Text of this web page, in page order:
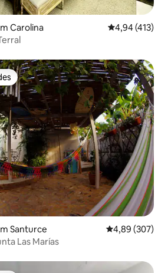
Carolina Classificação
4,94 (413)
Santurce Classificação
4,89 (307)
Las Marías